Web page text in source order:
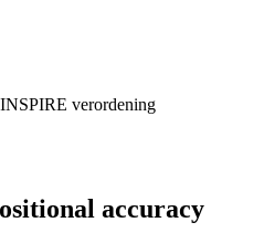
verordening
accuracy